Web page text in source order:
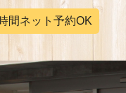
間ネット予約OK